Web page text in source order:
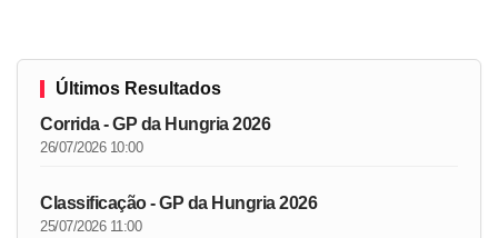
Últimos Resultados
Corrida - GP da Hungria 2026
26/07/2026 10:00
Classificação - GP da Hungria 2026
25/07/2026 11:00